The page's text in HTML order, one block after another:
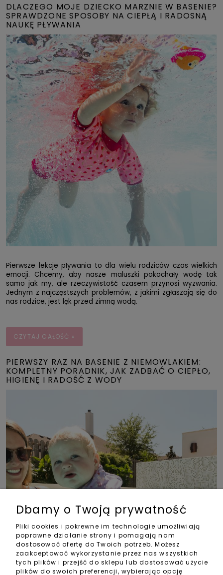
DLACZEGO MOJE DZIECKO MARZNIE W BASENIE?
SPRAWDZONE SPOSOBY NA CIEPŁĄ I RADOSNĄ
NAUKĘ PŁYWANIA
Pierwsze lekcje pływania to dla wielu rodziców czas wielkich
emocji. Chcemy, aby nasze maluszki pokochały wodę tak
samo jak my, ale rzeczywistość czasem przynosi wyzwania.
Jednym z najczęstszych problemów, z jakimi zgłaszają się do
nas rodzice, jest lęk przed zimną wodą.
CZYTAJ CAŁOŚĆ »
PIERWSZY RAZ NA BASENIE Z NIEMOWLAKIEM:
KOMPLETNY PORADNIK, JAK ZADBAĆ O CIEPŁO,
HIGIENĘ I RADOŚĆ Z WODY
Dbamy o Twoją prywatność
Pliki cookies i pokrewne im technologie umożliwiają
poprawne działanie strony i pomagają nam
dostosować ofertę do Twoich potrzeb. Możesz
zaakceptować wykorzystanie przez nas wszystkich
tych plików i przejść do sklepu lub dostosować użycie
plików do swoich preferencji, wybierając opcję